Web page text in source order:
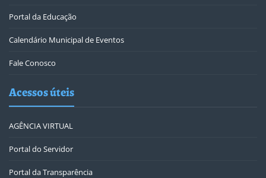
Portal da Educação
Calendário Municipal de Eventos
Fale Conosco
Acessos úteis
AGÊNCIA VIRTUAL
Portal do Servidor
Portal da Transparência